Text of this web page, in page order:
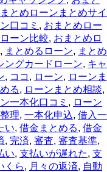
とめローンまとめサイ
口コミ , おまとめロー
ーン比較, おまとめロ
, まとめるローン, まとめ
ングカードローン, キャ
, ココ , ローン, ローンま
る, ローンまとめ相談,
一本化口コミ , ローン
理, 一本化申込, 借入一
い, 借金まとめる, 借金
, 完済, 審査, 審査基準,
い, 支払いが遅れた, 支
くら, 月々の返済, 自動